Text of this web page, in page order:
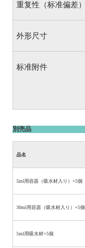
重复性（标准偏差）
外形尺寸
标准附件
別売品
品名
5ml用容器（吸水材入り）×5個
30ml用容器（吸水材入り）×5個
5ml用吸水材×5個